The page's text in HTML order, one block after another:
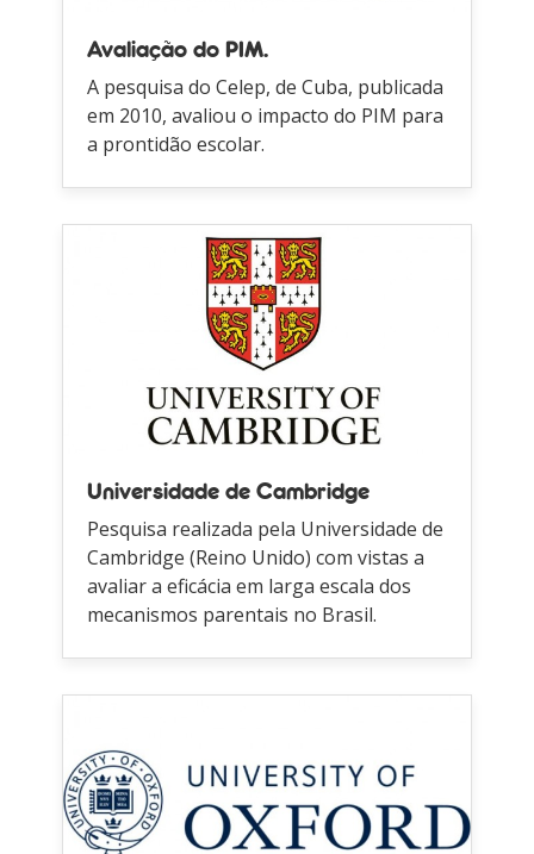
Avaliação do PIM.
A pesquisa do Celep, de Cuba, publicada
em 2010, avaliou o impacto do PIM para
a prontidão escolar.
Universidade de Cambridge
Pesquisa realizada pela Universidade de
Cambridge (Reino Unido) com vistas a
avaliar a eficácia em larga escala dos
mecanismos parentais no Brasil.